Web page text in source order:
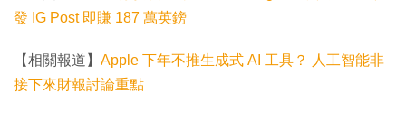
發 IG Post 即賺 187 萬英鎊
【相關報道】 Apple 下年不推生成式 AI 工具？ 人工智能非
接下來財報討論重點